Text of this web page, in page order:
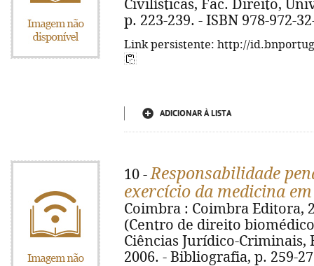
Civilísticas, Fac. Direito,
p. 223-239. - ISBN 978-972-
Link persistente: http://
ADICIONAR À LISTA
10 -Responsabilidade
exercício da medicina
Coimbra : Coimbra Editora,
(Centro de direito
Ciências Jurídico-
2006. - Bibliografia, p. 259-